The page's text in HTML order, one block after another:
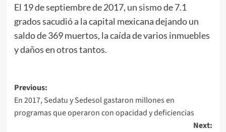
El 19 de septiembre de 2017, un sismo de 7.1
grados sacudió a la capital mexicana dejando un
saldo de 369 muertos, la caída de varios inmuebles
y daños en otros tantos.
Post
navigation
Previous:
En 2017, Sedatu y Sedesol gastaron millones en
programas que operaron con opacidad y deficiencias
Next: